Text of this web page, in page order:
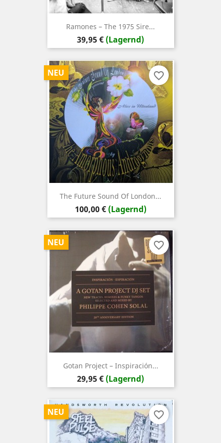
Ramones – The 1975 Sire...
Preis
39,95 € (Lagernd)
The Future Sound Of London...
Preis
100,00 € (Lagernd)
NEU favorite_border
Gotan Project – Inspiración...
Preis
29,95 € (Lagernd)
NEU favorite_border
NEU favorite_border